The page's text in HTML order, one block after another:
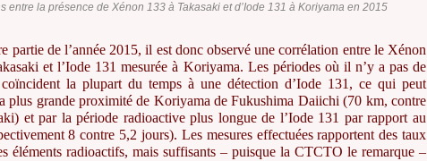
entre la présence de Xénon 133 à Takasaki et d’Iode 131 à Koriyama en 2015
partie de l’année 2015, il est donc observé une corrélation entre le Xénon
et l’Iode 131 mesurée à Koriyama. Les périodes où il n’y a pas de
coïncident la plupart du temps à une détection d’Iode 131, ce qui peut
plus grande proximité de Koriyama de Fukushima Daiichi (70 km, contre
et par la période radioactive plus longue de l’Iode 131 par rapport au
8 contre 5,2 jours). Les mesures effectuées rapportent des taux
éléments radioactifs, mais suffisants – puisque la CTCTO le remarque –